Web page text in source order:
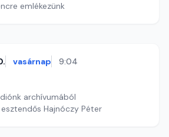
emlékezünk
vasárnap 9:04
archívumából
Hajnóczy Péter